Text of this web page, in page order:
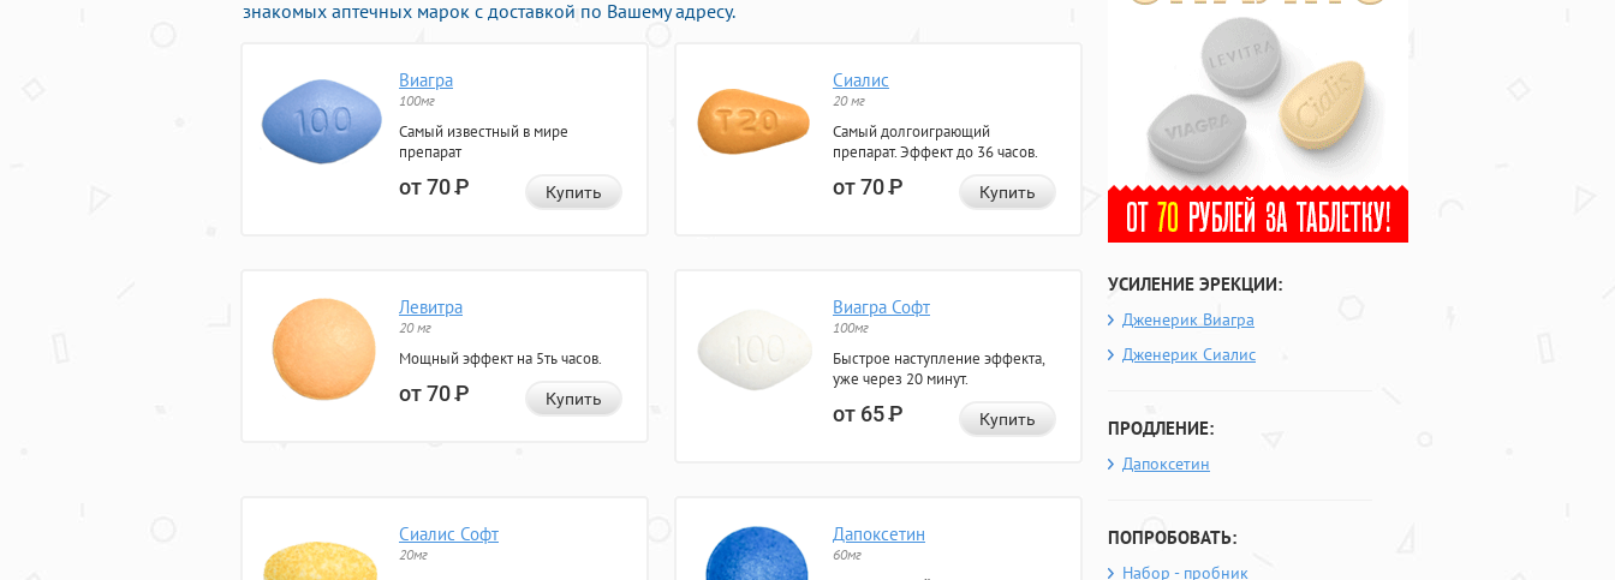
знакомых аптечных марок с доставкой по Вашему адресу.
Виагра
100мг
Самый известный в мире
препарат
от 70Р Купить
Сиалис
20 мг
Самый долгоиграющий
препарат. Эффект до 36 часов.
от 70Р Купить
Левитра
20 мг
Мощный эффект на 5ть часов.
от 70Р Купить
Виагра Софт
100мг
Быстрое наступление эффекта,
уже через 20 минут.
от 65Р Купить
Сиалис Софт
20мг
Дапоксетин
60мг
УСИЛЕНИЕ ЭРЕКЦИИ:
Дженерик Виагра
Дженерик Сиалис
ПРОДЛЕНИЕ:
Дапоксетин
ПОПРОБОВАТЬ:
Набор - пробник